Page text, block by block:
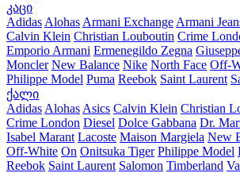
კაცი
Adidas Alohas Armani Exchange Armani
Calvin Klein Christian Louboutin Crime
Emporio Armani Ermenegildo Zegna
Moncler New Balance Nike North Face Off-
Philippe Model Puma Reebok Saint Laurent
ქალი
Adidas Alohas Asics Calvin Klein Christian
Crime London Diesel Dolce Gabbana Dr.
Isabel Marant Lacoste Maison Margiela New
Off-White On Onitsuka Tiger Philippe Model
Reebok Saint Laurent Salomon Timberland